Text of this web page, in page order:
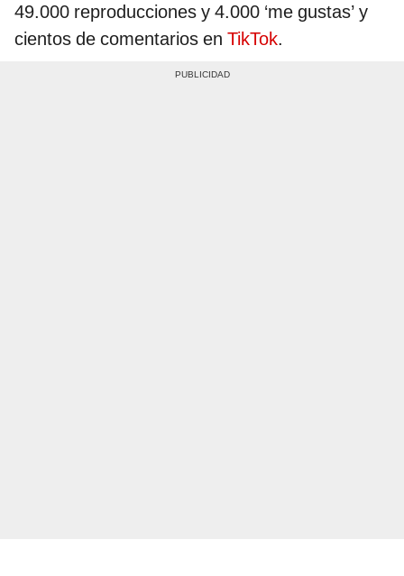
49.000 reproducciones y 4.000 ‘me gustas’ y
cientos de comentarios en TikTok.